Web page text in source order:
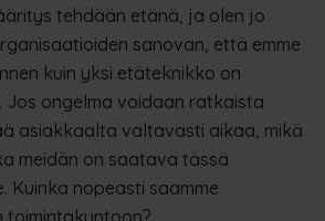
tehdään etänä, ja olen jo
sanovan, että emme
kuin yksi etäteknikko on
Jos ongelma voidaan ratkaista
asiakkaalta valtavasti aikaa, mikä
meidän on saatava tässä
Kuinka nopeasti saamme